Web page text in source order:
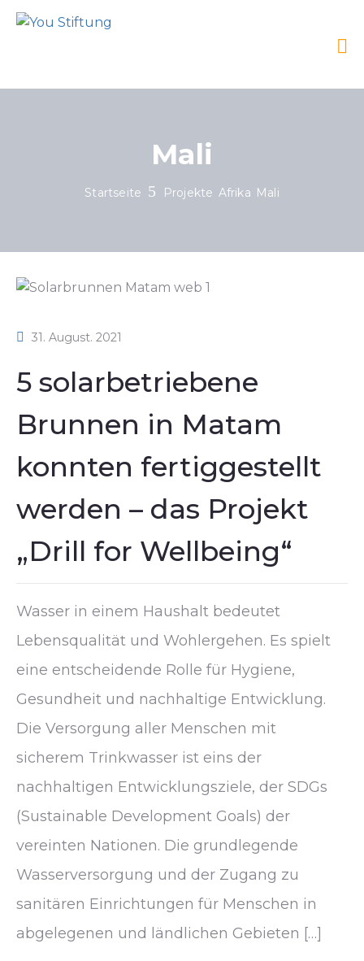
Mali
Startseite Projekte Afrika Mali
31. August. 2021
5 solarbetriebene
Brunnen in Matam
konnten fertiggestellt
werden – das Projekt
„Drill for Wellbeing“
Wasser in einem Haushalt bedeutet
Lebensqualität und Wohlergehen. Es spielt
eine entscheidende Rolle für Hygiene,
Gesundheit und nachhaltige Entwicklung.
Die Versorgung aller Menschen mit
sicherem Trinkwasser ist eins der
nachhaltigen Entwicklungsziele, der SDGs
(Sustainable Development Goals) der
vereinten Nationen. Die grundlegende
Wasserversorgung und der Zugang zu
sanitären Einrichtungen für Menschen in
abgelegenen und ländlichen Gebieten […]